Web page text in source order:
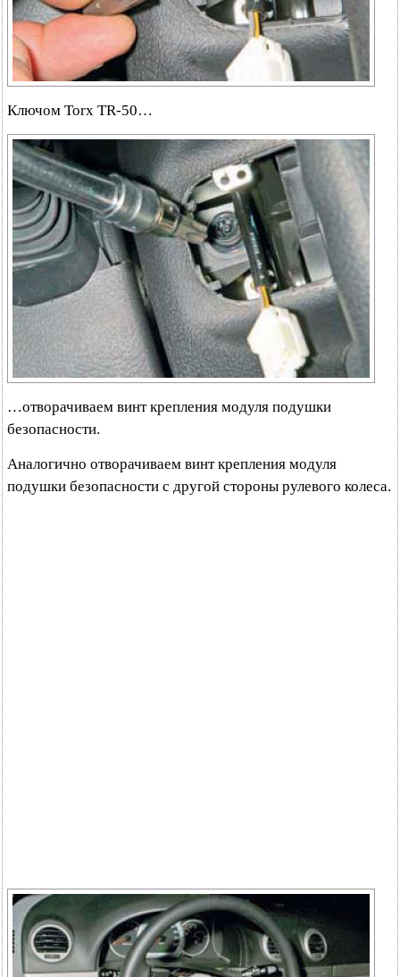
Ключом Torx TR-50…
…отворачиваем винт крепления модуля подушки
безопасности.
Аналогично отворачиваем винт крепления модуля
подушки безопасности с другой стороны рулевого колеса.